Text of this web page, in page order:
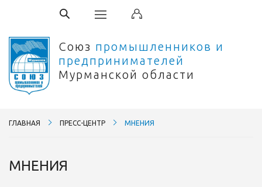
Союз промышленников и
предпринимателей
Мурманской области
ГЛАВНАЯ ПРЕСС-ЦЕНТР МНЕНИЯ
МНЕНИЯ